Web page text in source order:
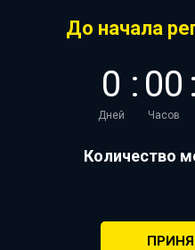
До начала
0
Дней
: 00
Часов
:
Количество